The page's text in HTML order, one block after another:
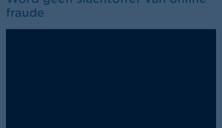
fraude